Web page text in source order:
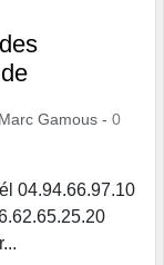
Marc Gamous - 0
04.94.66.97.10